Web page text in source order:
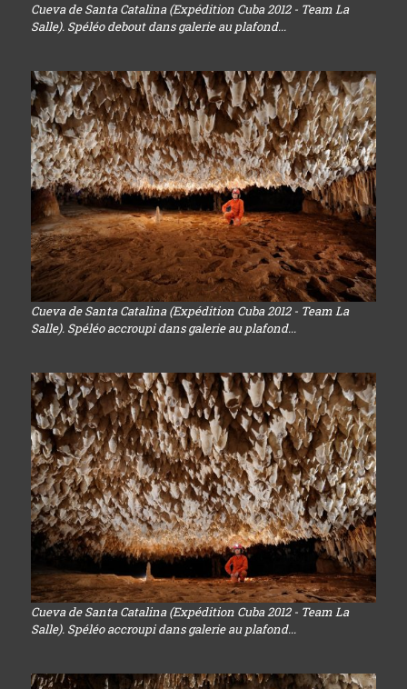
Cueva de Santa Catalina (Expédition Cuba 2012 - Team La
Salle). Spéléo debout dans galerie au plafond...
Cueva de Santa Catalina (Expédition Cuba 2012 - Team La
Salle). Spéléo accroupi dans galerie au plafond...
Cueva de Santa Catalina (Expédition Cuba 2012 - Team La
Salle). Spéléo accroupi dans galerie au plafond...